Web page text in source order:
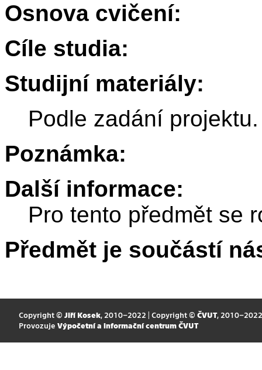
Osnova cvičení:
Cíle studia:
Studijní materiály:
Podle zadání projektu.
Poznámka:
Další informace:
Pro tento předmět se
Předmět je součástí
Copyright © Jiří Kosek, 2010–2022 | Copyright © ČVUT, 2010–2022
Provozuje Výpočetní a informační centrum ČVUT